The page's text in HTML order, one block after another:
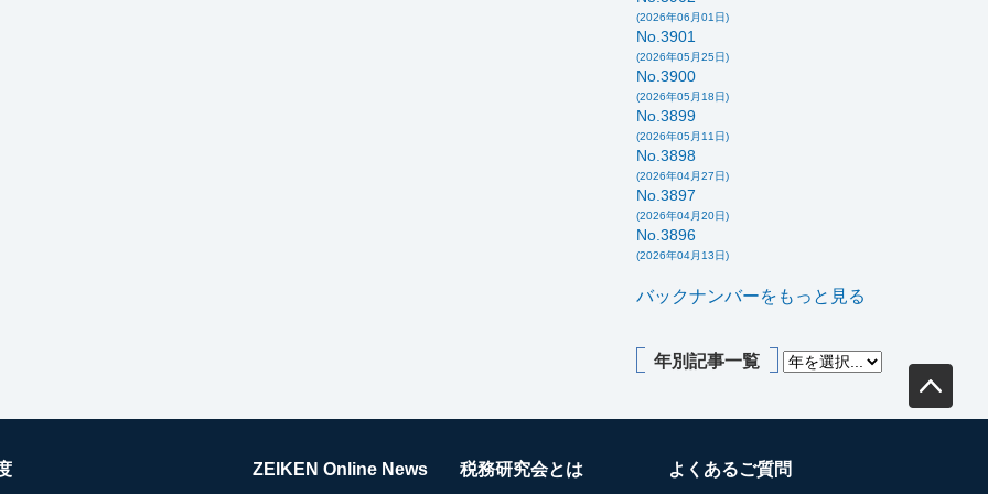
(2026年06月01日)
No.3901
(2026年05月25日)
No.3900
(2026年05月18日)
No.3899
(2026年05月11日)
No.3898
(2026年04月27日)
No.3897
(2026年04月20日)
No.3896
(2026年04月13日)
バックナンバーをもっと見る
年別記事一覧
ZEIKEN Online News 税務研究会とは よくあるご質問